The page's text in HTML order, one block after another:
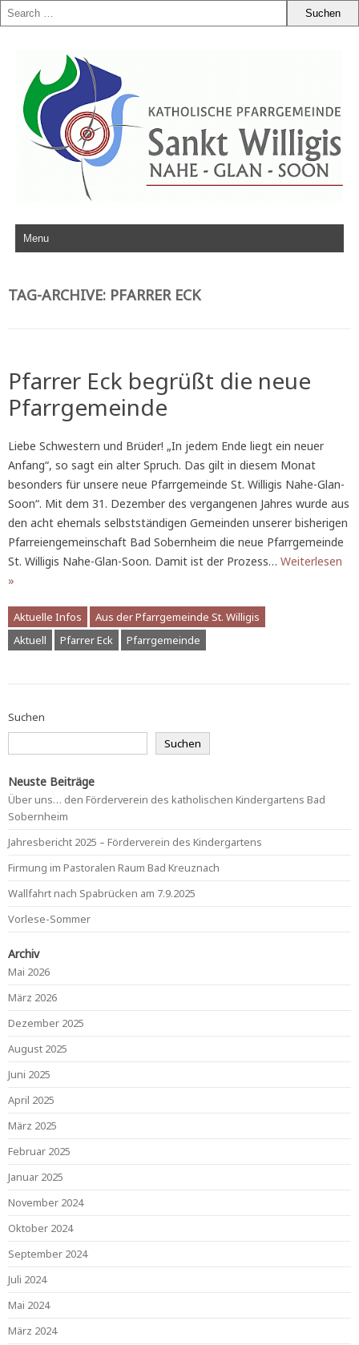
Zum Inhalt springen
TAG-ARCHIVE: PFARRER ECK
Pfarrer Eck begrüßt die neue
Pfarrgemeinde
Liebe Schwestern und Brüder! „In jedem Ende liegt ein neuer
Anfang“, so sagt ein alter Spruch. Das gilt in diesem Monat
besonders für unsere neue Pfarrgemeinde St. Willigis Nahe-Glan-
Soon“. Mit dem 31. Dezember des vergangenen Jahres wurde aus
den acht ehemals selbstständigen Gemeinden unserer bisherigen
Pfarreiengemeinschaft Bad Sobernheim die neue Pfarrgemeinde
St. Willigis Nahe-Glan-Soon. Damit ist der Prozess… Weiterlesen
»
Aktuelle Infos
Aus der Pfarrgemeinde St. Willigis
Aktuell
Pfarrer Eck Pfarrgemeinde
Suchen
Suchen
Neuste Beiträge
Über uns… den Förderverein des katholischen Kindergartens Bad
Sobernheim
Jahresbericht 2025 – Förderverein des Kindergartens
Firmung im Pastoralen Raum Bad Kreuznach
Wallfahrt nach Spabrücken am 7.9.2025
Vorlese-Sommer
Archiv
Mai 2026
März 2026
Dezember 2025
August 2025
Juni 2025
April 2025
März 2025
Februar 2025
Januar 2025
November 2024
Oktober 2024
September 2024
Juli 2024
Mai 2024
März 2024